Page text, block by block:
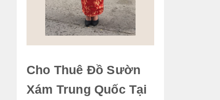
Cho Thuê Đồ Sườn
Xám Trung Quốc Tại